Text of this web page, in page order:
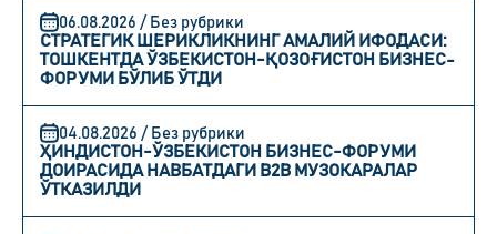
06.08.2026 / Без рубрики
СТРАТЕГИК ШЕРИКЛИКНИНГ АМАЛИЙ ИФОДАСИ:
ТОШКЕНТДА ЎЗБЕКИСТОН-ҚОЗОҒИСТОН БИЗНЕС-
ФОРУМИ БЎЛИБ ЎТДИ
04.08.2026 / Без рубрики
ҲИНДИСТОН-ЎЗБЕКИСТОН БИЗНЕС-ФОРУМИ
ДОИРАСИДА НАВБАТДАГИ B2B МУЗОКАРАЛАР
ЎТКАЗИЛДИ